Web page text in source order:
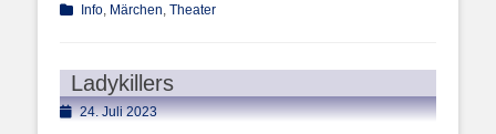
Kategorien
Info, Märchen, Theater
Ladykillers
Posted24. Juli 2023